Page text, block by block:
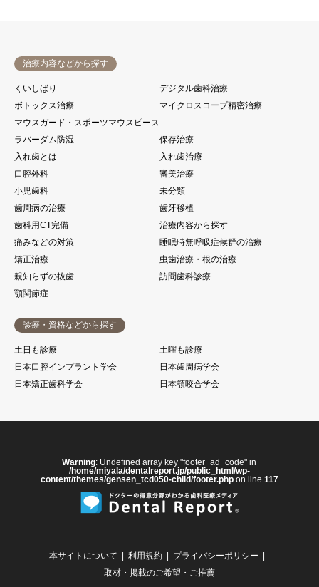
治療内容などから探す
くいしばり
デジタル歯科治療
ボトックス治療
マイクロスコープ精密治療
マウスガード・スポーツマウスピース
ラバーダム防湿
保存治療
入れ歯とは
入れ歯治療
口腔外科
審美治療
小児歯科
未分類
歯周病の治療
歯牙移植
歯科用CT完備
治療内容から探す
痛みなどの対策
睡眠時無呼吸症候群の治療
矯正治療
虫歯治療・根の治療
親知らずの抜歯
訪問歯科診療
顎関節症
診療・資格などから探す
土日も診療
土曜も診療
日本口腔インプラント学会
日本歯周病学会
日本矯正歯科学会
日本顎咬合学会
Warning: Undefined array key "footer_ad_code" in
/home/miyala/dentalreport.jp/public_html/wp-
content/themes/gensen_tcd050-child/footer.php on line 117
本サイトについて 利用規約
プライバシーポリシー
取材・掲載のご希望・ご推薦